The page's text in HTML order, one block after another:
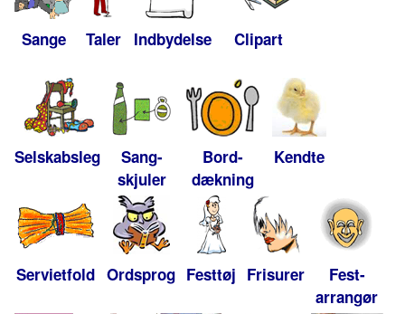
Sange Taler Indbydelse Clipart
Selskabsleg
Sang-
skjuler
Bord-
dækning
Kendte
Servietfold Ordsprog Festtøj Frisurer
Fest-
arrangør